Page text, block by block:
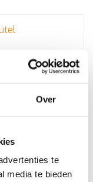
Over
te
media te bieden